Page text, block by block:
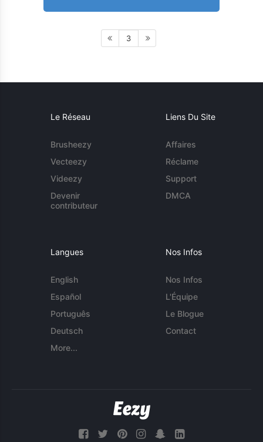
3
Le Réseau
Brusheezy
Vecteezy
Videezy
Devenir
contributeur
Liens Du Site
Affaires
Réclame
Support
DMCA
Langues
English
Español
Português
Deutsch
More...
Nos Infos
Nos Infos
L'Équipe
Le Blogue
Contact